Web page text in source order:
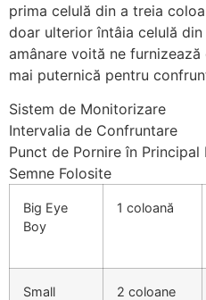
prima celulă din a treia
doar ulterior întâia celulă
amânare voită ne
mai puternică pentru
Sistem de Monitorizare
Intervalia de Confruntare
Punct de Pornire în Principal
Semne Folosite
Big Eye
Boy
1 coloană
Small
2 coloane